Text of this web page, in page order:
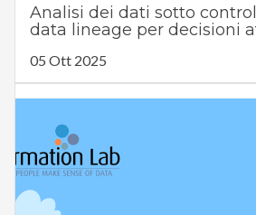
Analisi dei dati sotto
data lineage per decisioni
05 Ott 2025